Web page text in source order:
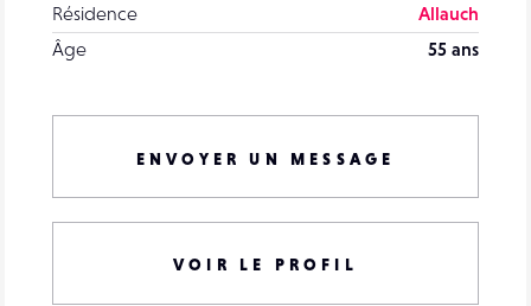
Résidence
Allauch
Âge
55 ans
ENVOYER UN MESSAGE
VOIR LE PROFIL